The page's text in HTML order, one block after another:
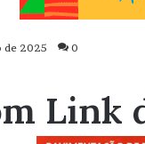
de 2025 0
Link